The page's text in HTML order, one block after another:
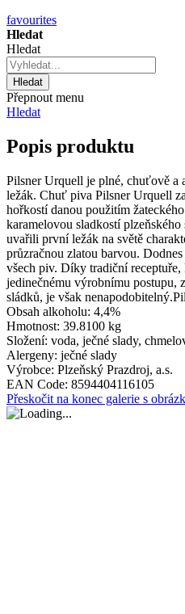
favourites
Hledat
Hledat
Hledat
Přepnout menu
Hledat
Popis produktu
Pilsner Urquell je plné, chuťově a
ležák. Chuť piva Pilsner Urquell
hořkostí danou použitím
karamelovou sladkostí
uvařili první ležák na světě
průzračnou zlatou barvou.
všech piv. Díky tradiční
jedinečnému výrobnímu postupu,
sládků, je však
Obsah alkoholu: 4,4%
Hmotnost: 39.8100 kg
Složení: voda, ječné slady,
Alergeny: ječné slady
Výrobce: Plzeňský Prazdroj, a.s.
EAN Code: 8594404116105
Přeskočit na konec galerie s